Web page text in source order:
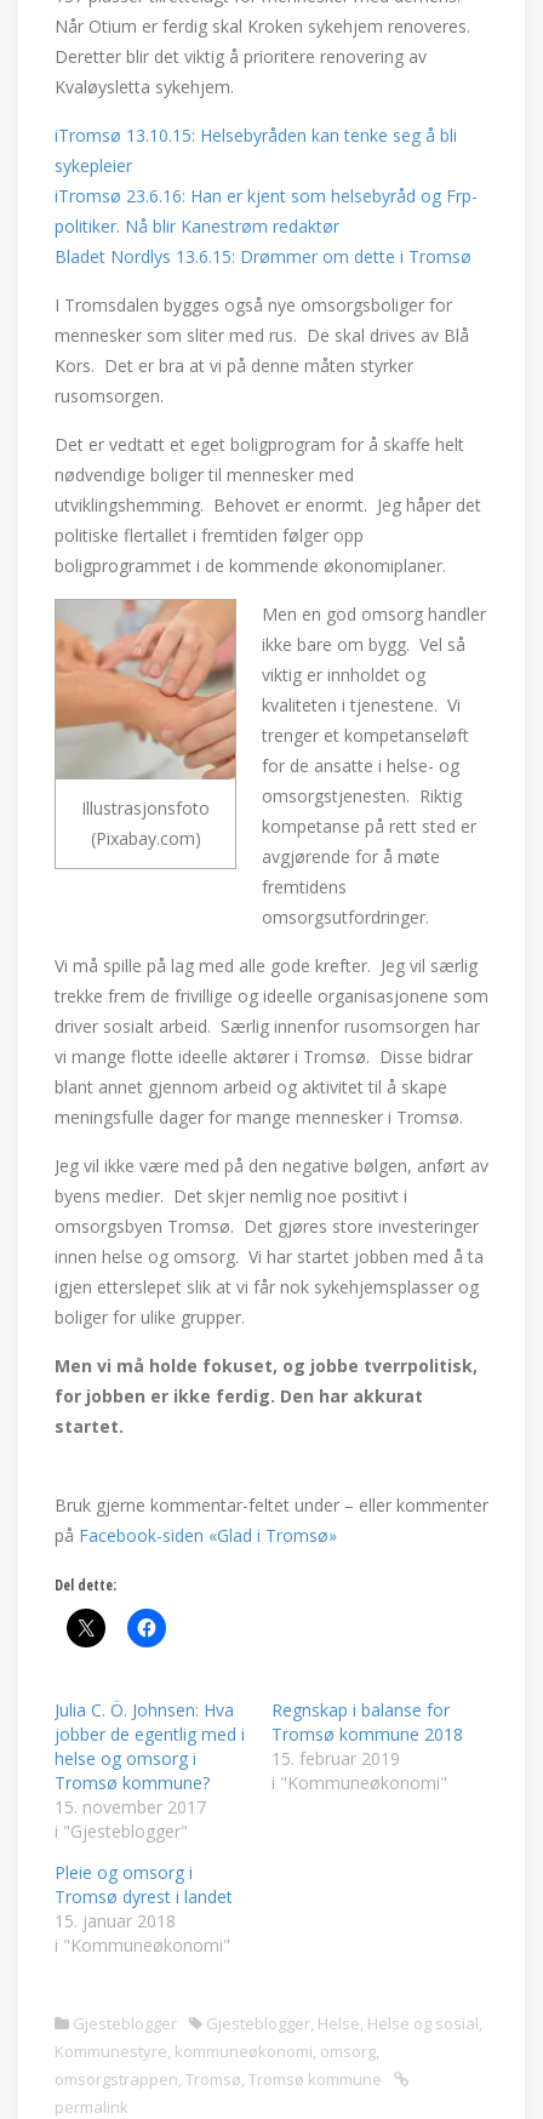
Når Otium er ferdig skal Kroken sykehjem renoveres.
Deretter blir det viktig å prioritere renovering av
Kvaløysletta sykehjem.
iTromsø 13.10.15: Helsebyråden kan tenke seg å bli
sykepleier
iTromsø 23.6.16: Han er kjent som helsebyråd og Frp-
politiker. Nå blir Kanestrøm redaktør
Bladet Nordlys 13.6.15: Drømmer om dette i Tromsø
I Tromsdalen bygges også nye omsorgsboliger for
mennesker som sliter med rus. De skal drives av Blå
Kors. Det er bra at vi på denne måten styrker
rusomsorgen.
Det er vedtatt et eget boligprogram for å skaffe helt
nødvendige boliger til mennesker med
utviklingshemming. Behovet er enormt. Jeg håper det
politiske flertallet i fremtiden følger opp
boligprogrammet i de kommende økonomiplaner.
Illustrasjonsfoto
(Pixabay.com)
Men en god omsorg handler
ikke bare om bygg. Vel så
viktig er innholdet og
kvaliteten i tjenestene. Vi
trenger et kompetanseløft
for de ansatte i helse- og
omsorgstjenesten. Riktig
kompetanse på rett sted er
avgjørende for å møte
fremtidens
omsorgsutfordringer.
Vi må spille på lag med alle gode krefter. Jeg vil særlig
trekke frem de frivillige og ideelle organisasjonene som
driver sosialt arbeid. Særlig innenfor rusomsorgen har
vi mange flotte ideelle aktører i Tromsø. Disse bidrar
blant annet gjennom arbeid og aktivitet til å skape
meningsfulle dager for mange mennesker i Tromsø.
Jeg vil ikke være med på den negative bølgen, anført av
byens medier. Det skjer nemlig noe positivt i
omsorgsbyen Tromsø. Det gjøres store investeringer
innen helse og omsorg. Vi har startet jobben med å ta
igjen etterslepet slik at vi får nok sykehjemsplasser og
boliger for ulike grupper.
Men vi må holde fokuset, og jobbe tverrpolitisk,
for jobben er ikke ferdig. Den har akkurat
startet.
Bruk gjerne kommentar-feltet under – eller kommenter
på Facebook-siden «Glad i Tromsø»
Del dette:
Julia C. Ö. Johnsen: Hva
jobber de egentlig med i
helse og omsorg i
Tromsø kommune?
15. november 2017
i "Gjesteblogger"
Regnskap i balanse for
Tromsø kommune 2018
15. februar 2019
i "Kommuneøkonomi"
Pleie og omsorg i
Tromsø dyrest i landet
15. januar 2018
i "Kommuneøkonomi"
Gjesteblogger Gjesteblogger, Helse, Helse og sosial,
Kommunestyre, kommuneøkonomi, omsorg,
omsorgstrappen, Tromsø, Tromsø kommune
permalink